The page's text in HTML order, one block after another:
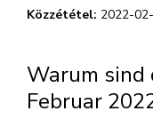
Közzététel: 2022-
Warum sind
Februar